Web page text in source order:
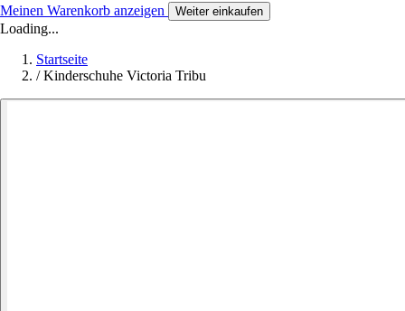
Meinen Warenkorb anzeigen Weiter einkaufen
Loading...
Startseite
/ Kinderschuhe Victoria Tribu